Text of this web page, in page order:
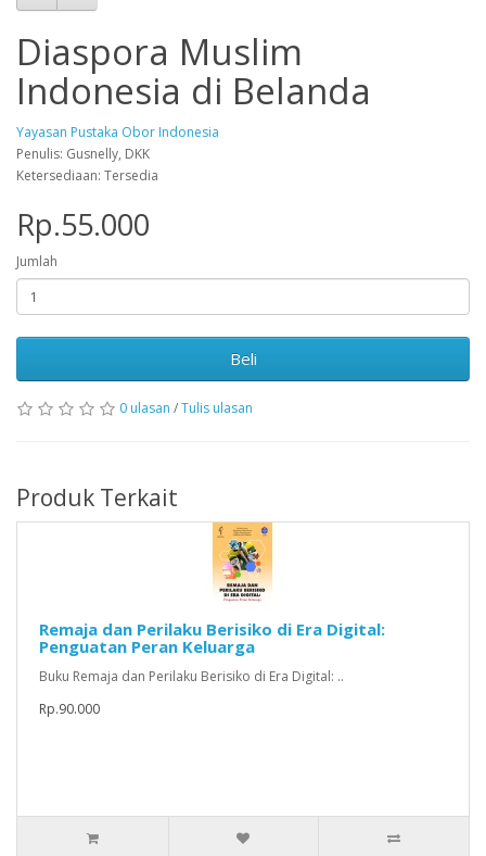
Diaspora Muslim
Indonesia di Belanda
Yayasan Pustaka Obor Indonesia
Penulis: Gusnelly, DKK
Ketersediaan: Tersedia
Rp.55.000
Jumlah
Beli
0 ulasan /Tulis ulasan
Produk Terkait
Remaja dan Perilaku Berisiko di Era Digital:
Penguatan Peran Keluarga
Buku Remaja dan Perilaku Berisiko di Era Digital: ..
Rp.90.000